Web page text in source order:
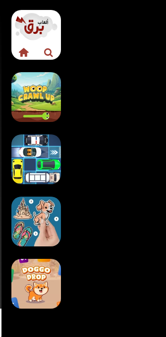
لعبة الزاحف الماكر
لعبة ازدحام المواقف
لعبة كتاب الملصقات
الألوان حسب الرقم